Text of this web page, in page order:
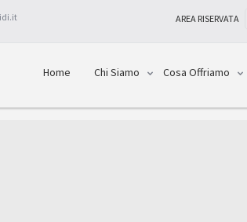
AREA RISERVATA
Home Chi Siamo Cosa Offriamo